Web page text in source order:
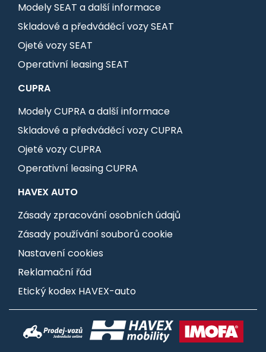
Modely SEAT a další informace
Skladové a předváděcí vozy SEAT
Ojeté vozy SEAT
Operativní leasing SEAT
CUPRA
Modely CUPRA a další informace
Skladové a předváděcí vozy CUPRA
Ojeté vozy CUPRA
Operativní leasing CUPRA
HAVEX AUTO
Zásady zpracování osobních údajů
Zásady používání souborů cookie
Nastavení cookies
Reklamační řád
Etický kodex HAVEX-auto